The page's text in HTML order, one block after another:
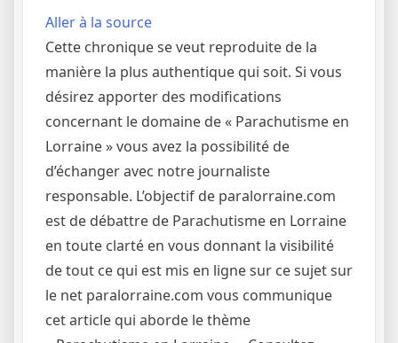
Aller à la source
Cette chronique se veut reproduite de la
manière la plus authentique qui soit. Si vous
désirez apporter des modifications
concernant le domaine de « Parachutisme en
Lorraine » vous avez la possibilité de
d’échanger avec notre journaliste
responsable. L’objectif de paralorraine.com
est de débattre de Parachutisme en Lorraine
en toute clarté en vous donnant la visibilité
de tout ce qui est mis en ligne sur ce sujet sur
le net paralorraine.com vous communique
cet article qui aborde le thème